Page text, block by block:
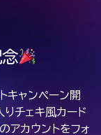
キャンペーン開
チェキ風カード
アカウントをフォ